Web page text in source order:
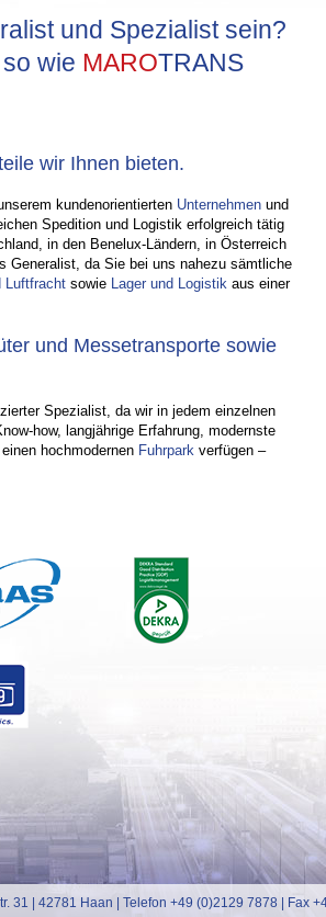
und Spezialist sein?
wie MAROTRANS
wir Ihnen bieten.
kundenorientierten Unternehmen und
Spedition und Logistik erfolgreich tätig
in den Benelux-Ländern, in Österreich
Generalist, da Sie bei uns nahezu sämtliche
Luftfracht sowie Lager und Logistik aus einer
und Messetransporte sowie
Spezialist, da wir in jedem einzelnen
how, langjährige Erfahrung, modernste
hochmodernen Fuhrpark verfügen –
31 | 42781 Haan | Telefon +49 (0)2129 7878 | Fax